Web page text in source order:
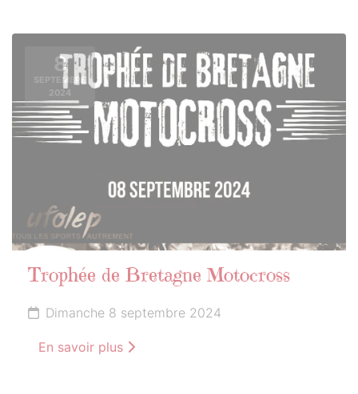
8
SEPTEMBRE
2024
Trophée de Bretagne Motocross
Dimanche 8 septembre 2024
En savoir plus